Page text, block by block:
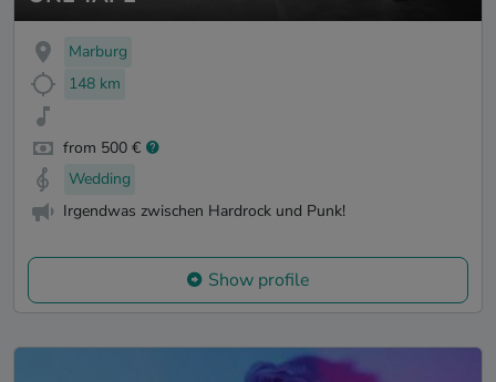
Marburg
148 km
from 500 €
Wedding
Irgendwas zwischen Hardrock und Punk!
Show profile